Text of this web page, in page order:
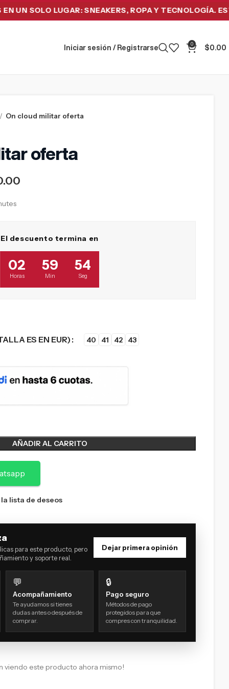
LUGAR: SNEAKERS, ROPA Y TECNOLOGÍA.
Iniciar sesión / Registrarse
0
$0.00
On cloud militar oferta
oferta
El descuento termina en
02
Horas
59
Min
53
Seg
ES EN EUR) 40 41 42 43
AÑADIR AL CARRITO
lista de deseos
para este producto, pero
y soporte real.
Dejar primera opinión
💬
Acompañamiento
Te ayudamos si tienes
dudas antes o después de
comprar.
🔒
Pago seguro
Métodos de pago
protegidos para que
compres con tranquilidad.
viendo este producto ahora mismo!